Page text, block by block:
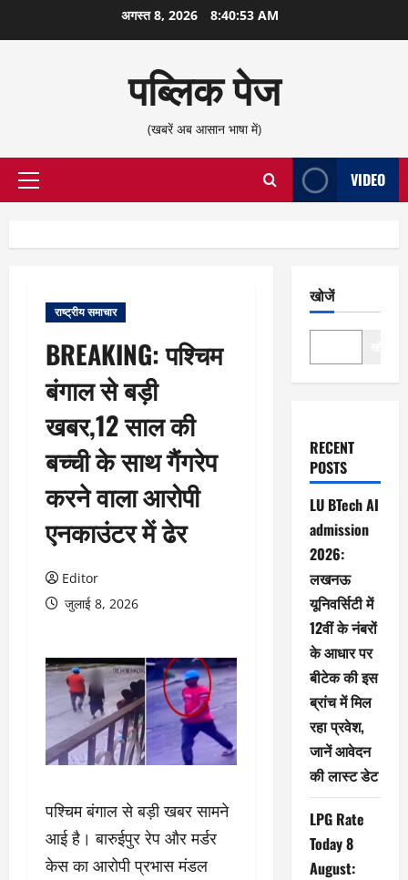
सामग्री
अगस्त 8, 2026 8:40:54 AM
पब्लिक पेज
(खबरें अब आसान भाषा में)
प्राथमिक
VIDEO
राष्ट्रीय समाचार
BREAKING: पश्चिम
बंगाल से बड़ी
खबर,12 साल की
बच्ची के साथ गैंगरेप
करने वाला आरोपी
एनकाउंटर में ढेर
Editor
जुलाई 8, 2026
पश्चिम बंगाल से बड़ी खबर सामने
आई है। बारुईपुर रेप और मर्डर
केस का आरोपी प्रभास मंडल
खोजें
RECENT
POSTS
LU BTech AI
admission
2026:
लखनऊ
यूनिवर्सिटी में
12वीं के नंबरों
के आधार पर
बीटेक की इस
ब्रांच में मिल
रहा प्रवेश,
जानें आवेदन
की लास्ट डेट
LPG Rate
Today 8
August: